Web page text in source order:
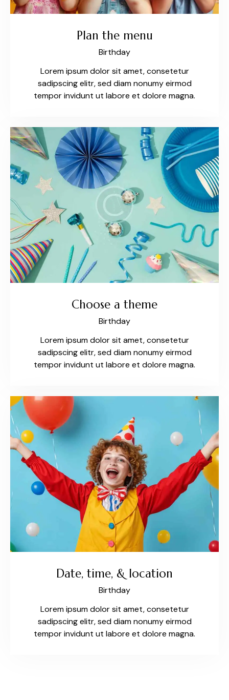
Plan the menu
Birthday
Lorem ipsum dolor sit amet, consetetur
sadipscing elitr, sed diam nonumy eirmod
tempor invidunt ut labore et dolore magna.
Choose a theme
Birthday
Lorem ipsum dolor sit amet, consetetur
sadipscing elitr, sed diam nonumy eirmod
tempor invidunt ut labore et dolore magna.
Date, time, & location
Birthday
Lorem ipsum dolor sit amet, consetetur
sadipscing elitr, sed diam nonumy eirmod
tempor invidunt ut labore et dolore magna.